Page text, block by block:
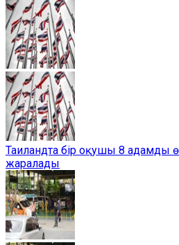
Таиландта бір оқушы 8 адамды
жаралады